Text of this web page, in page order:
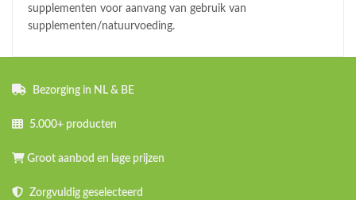
supplementen voor aanvang van gebruik van
supplementen/natuurvoeding.
Bezorging in NL & BE
5.000+ producten
Groot aanbod en lage prijzen
Zorgvuldig geselecteerd